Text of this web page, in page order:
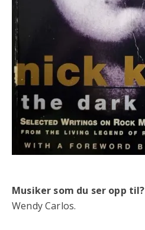
Musiker som du ser opp til?
Wendy Carlos.